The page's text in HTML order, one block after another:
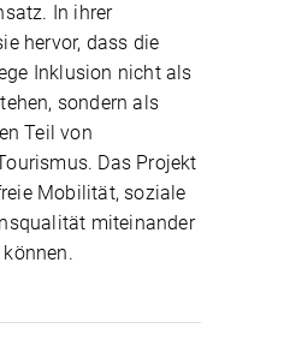
In ihrer
hervor, dass die
Inklusion nicht als
sondern als
Teil von
Das Projekt
Mobilität, soziale
miteinander